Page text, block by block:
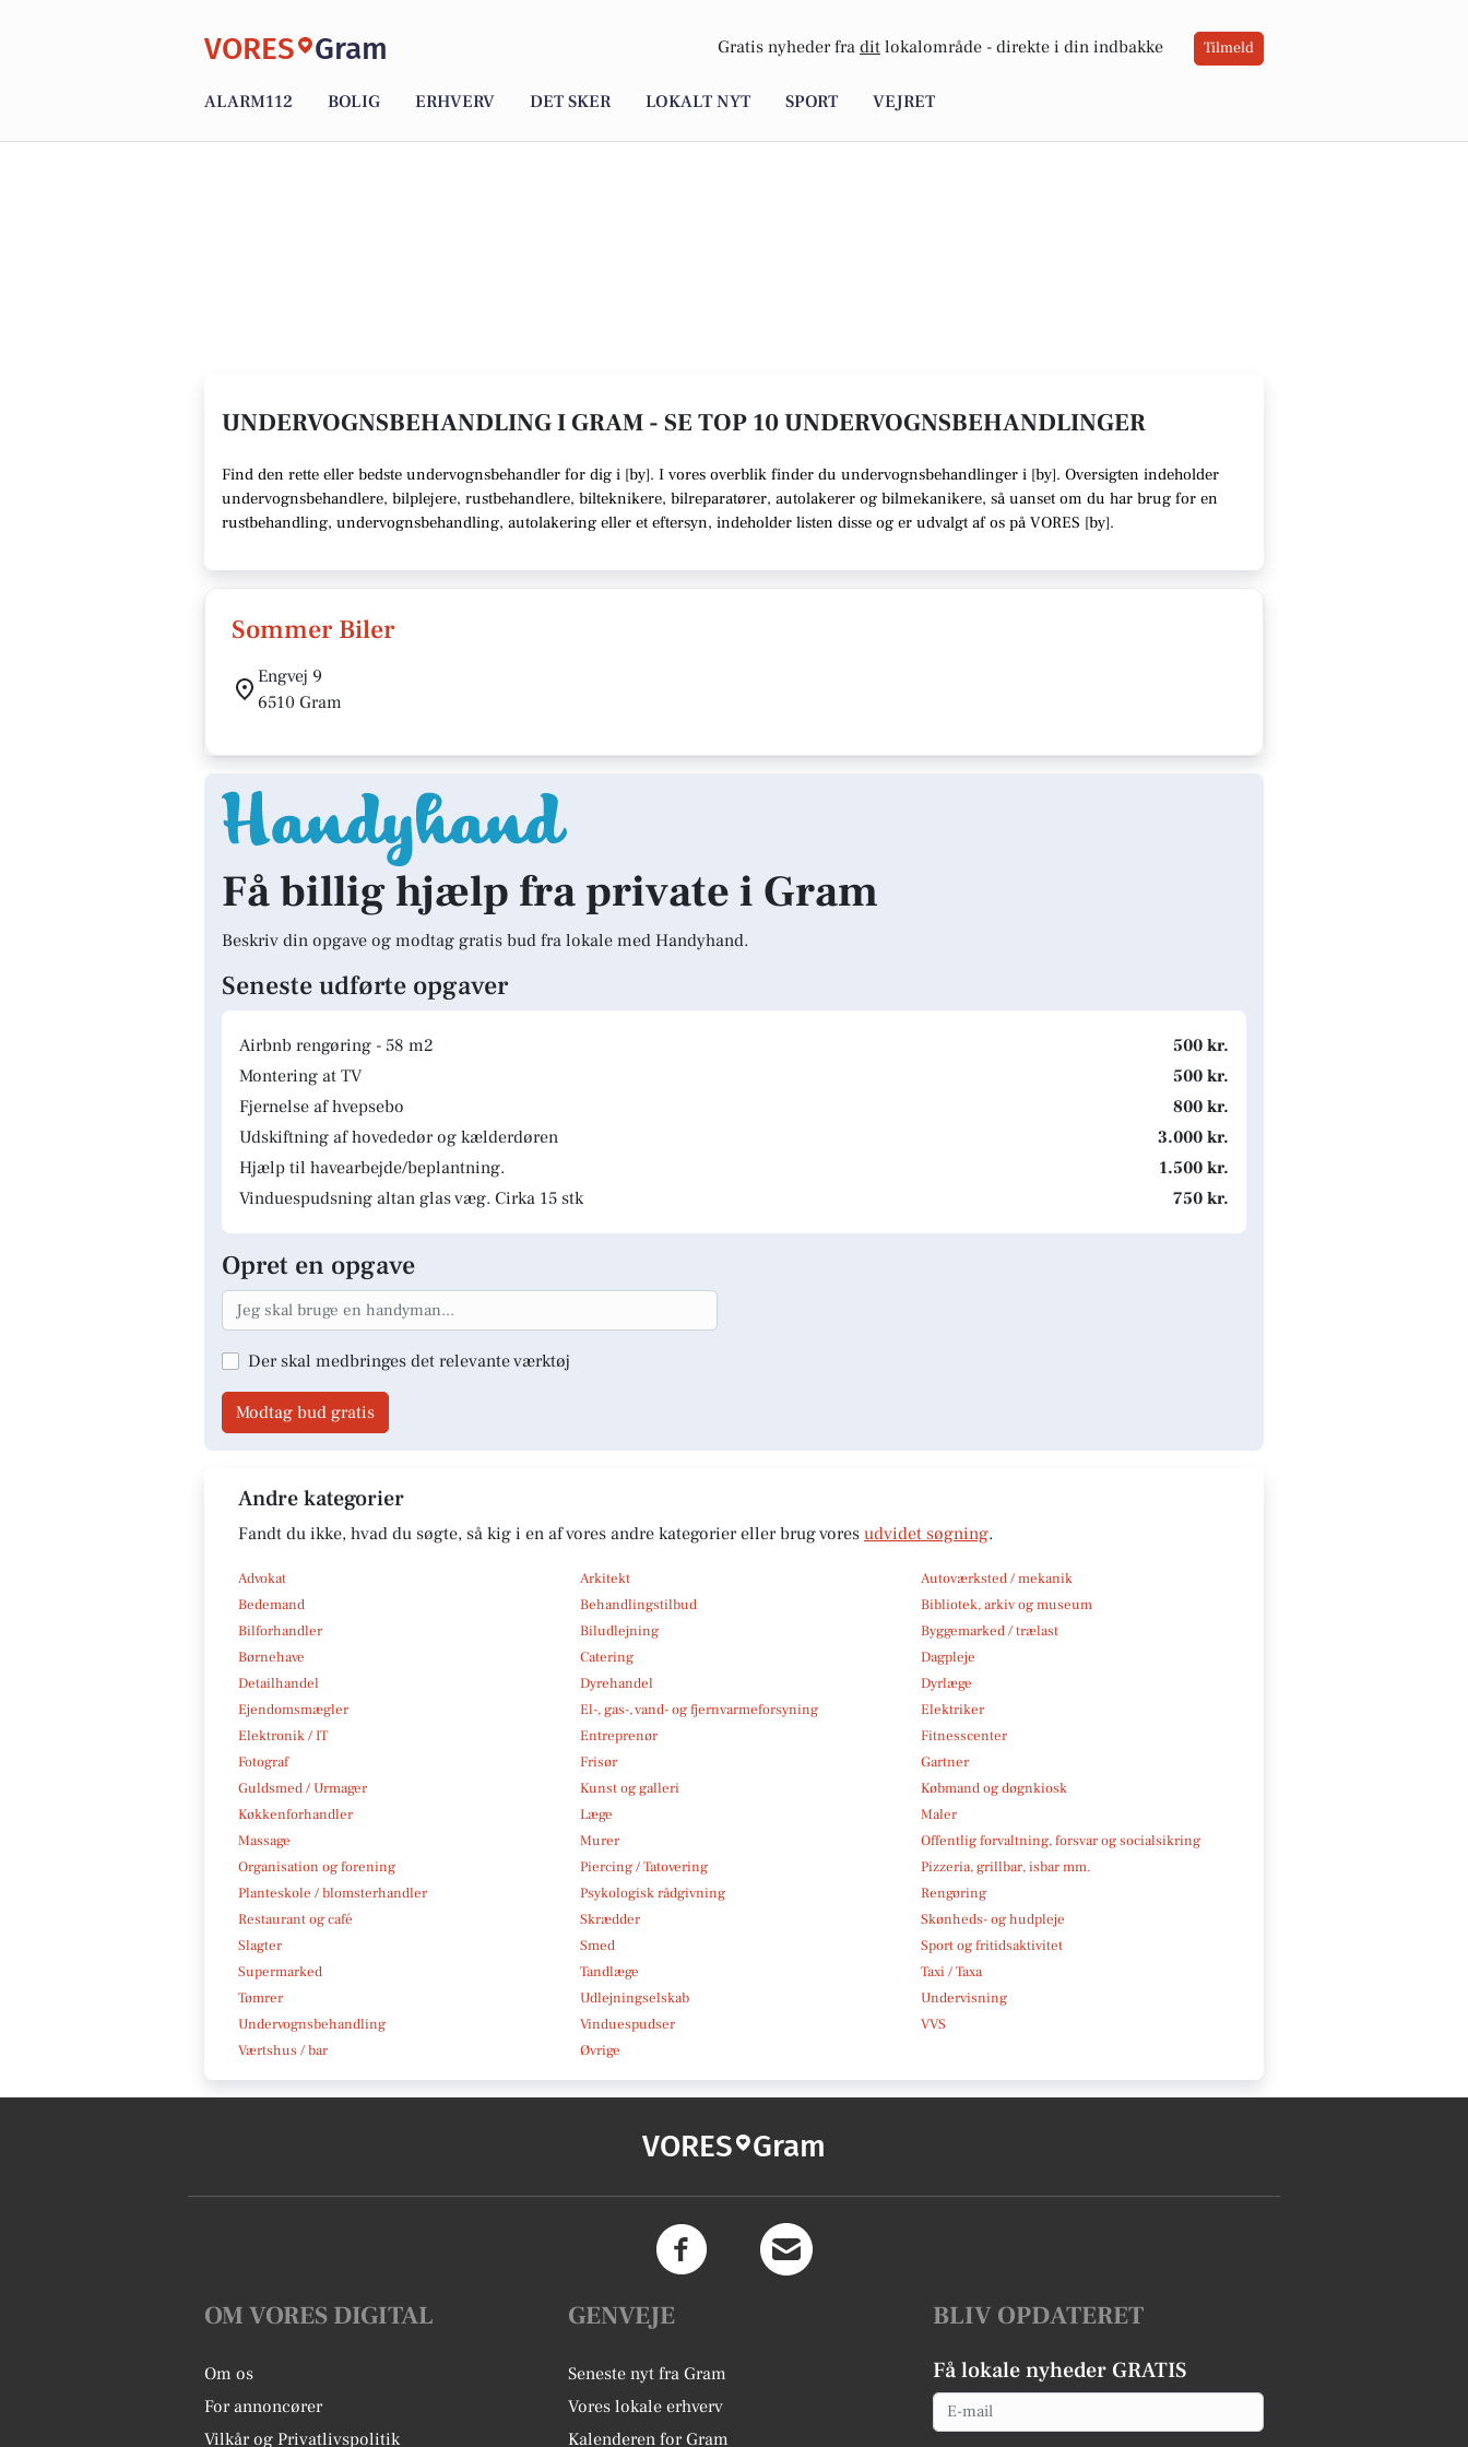
VORES Gram Gratis nyheder fra dit lokalområde - direkte i din indbakke Tilmeld
ALARM112 BOLIG ERHVERV DET SKER LOKALT NYT SPORT VEJRET
UNDERVOGNSBEHANDLING I GRAM - SE TOP 10 UNDERVOGNSBEHANDLINGER
Find den rette eller bedste undervognsbehandler for dig i [by]. I vores overblik finder du undervognsbehandlinger i [by]. Oversigten indeholder
undervognsbehandlere, bilplejere, rustbehandlere, bilteknikere, bilreparatører, autolakerer og bilmekanikere, så uanset om du har brug for en
rustbehandling, undervognsbehandling, autolakering eller et eftersyn, indeholder listen disse og er udvalgt af os på VORES [by].
Sommer Biler
Engvej 9
6510 Gram
Få billig hjælp fra private i Gram
Beskriv din opgave og modtag gratis bud fra lokale med Handyhand.
Seneste udførte opgaver
Airbnb rengøring - 58 m2
500 kr.
Montering at TV
500 kr.
Fjernelse af hvepsebo
800 kr.
Udskiftning af hovededør og kælderdøren
3.000 kr.
Hjælp til havearbejde/beplantning.
1.500 kr.
Vinduespudsning altan glas væg. Cirka 15 stk
750 kr.
Opret en opgave
Der skal medbringes det relevante værktøj
Modtag bud gratis
Andre kategorier
Fandt du ikke, hvad du søgte, så kig i en af vores andre kategorier eller brug vores udvidet søgning.
Advokat Arkitekt
Autoværksted / mekanik
Bedemand
Behandlingstilbud
Bibliotek, arkiv og museum
Bilforhandler
Biludlejning
Byggemarked / trælast
Børnehave
Catering
Dagpleje
Detailhandel
Dyrehandel
Dyrlæge
Ejendomsmægler
El-, gas-, vand- og fjernvarmeforsyning
Elektriker
Elektronik / IT
Entreprenør
Fitnesscenter
Fotograf
Frisør
Gartner
Guldsmed / Urmager
Kunst og galleri
Købmand og døgnkiosk
Køkkenforhandler
Læge
Maler
Massage
Murer
Offentlig forvaltning, forsvar og socialsikring
Organisation og forening
Piercing / Tatovering
Pizzeria, grillbar, isbar mm.
Planteskole / blomsterhandler
Psykologisk rådgivning
Rengøring
Restaurant og café
Skrædder
Skønheds- og hudpleje
Slagter
Smed
Sport og fritidsaktivitet
Supermarked
Tandlæge
Taxi / Taxa
Tømrer
Udlejningselskab
Undervisning
Undervognsbehandling
Vinduespudser
VVS
Værtshus / bar
Øvrige
VORES Gram
OM VORES DIGITAL
Om os
For annoncører
Vilkår og Privatlivspolitik
GENVEJE
Seneste nyt fra Gram
Vores lokale erhverv
Kalenderen for Gram
BLIV OPDATERET
Få lokale nyheder GRATIS
Email